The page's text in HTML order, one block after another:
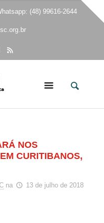
(48) 99616-2644
NOS
CURITIBANOS,
na 13 de julho de 2018